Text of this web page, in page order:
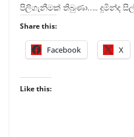
පිලිගැනීමක් තිබුණා….. දුමින්ද
Share this:
Facebook X
Like this: